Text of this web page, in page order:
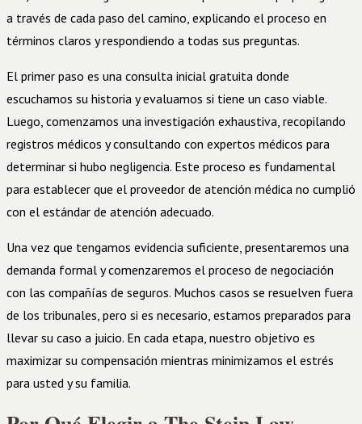
a través de cada paso del camino, explicando el proceso en
términos claros y respondiendo a todas sus preguntas.
El primer paso es una consulta inicial gratuita donde
escuchamos su historia y evaluamos si tiene un caso viable.
Luego, comenzamos una investigación exhaustiva, recopilando
registros médicos y consultando con expertos médicos para
determinar si hubo negligencia. Este proceso es fundamental
para establecer que el proveedor de atención médica no cumplió
con el estándar de atención adecuado.
Una vez que tengamos evidencia suficiente, presentaremos una
demanda formal y comenzaremos el proceso de negociación
con las compañías de seguros. Muchos casos se resuelven fuera
de los tribunales, pero si es necesario, estamos preparados para
llevar su caso a juicio. En cada etapa, nuestro objetivo es
maximizar su compensación mientras minimizamos el estrés
para usted y su familia.